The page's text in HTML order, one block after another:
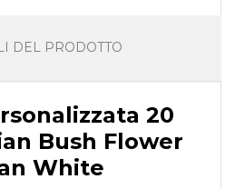
DEL PRODOTTO
20
Bush Flower
White